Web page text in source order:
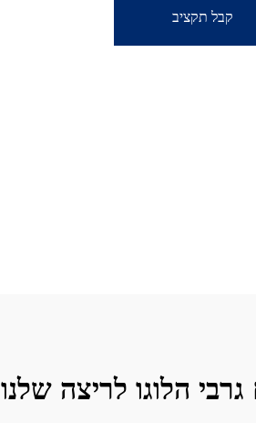
קבל תקציב
הלוגו לריצה שלנו